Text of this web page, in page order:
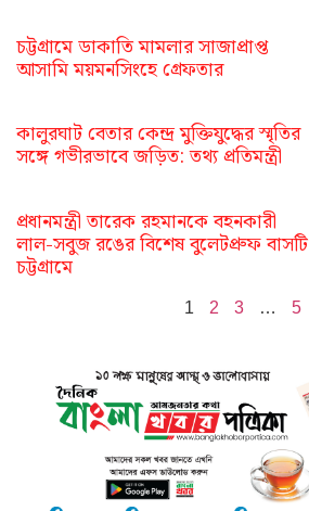
চট্টগ্রামে ডাকাতি মামলার সাজাপ্রাপ্ত
আসামি ময়মনসিংহে গ্রেফতার
কালুরঘাট বেতার কেন্দ্র মুক্তিযুদ্ধের স্মৃতির
সঙ্গে গভীরভাবে জড়িত: তথ্য প্রতিমন্ত্রী
প্রধানমন্ত্রী তারেক রহমানকে বহনকারী
লাল-সবুজ রঙের বিশেষ বুলেটপ্রুফ বাসটি
চট্টগ্রামে
1 2 3 … 5